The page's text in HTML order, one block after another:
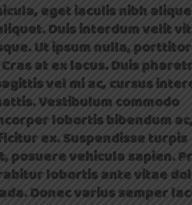
eget iaculis nibh
Duis interdum velit
Ut ipsum nulla,
at ex lacus. Duis
vel mi ac, cursus
Vestibulum commodo
lobortis bibendum
ex. Suspendisse turpis
posuere vehicula sapien.
lobortis ante vitae
Donec varius semper